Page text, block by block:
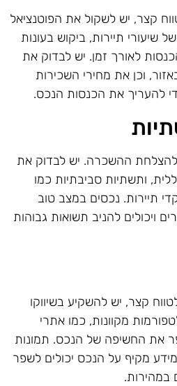
קצר, יש לשקול את הפוטנציאל
שיעורי תיירות, ביקוש בעונות
לאורך זמן. יש לבדוק את
וכן את מחירי השכירות
להעריך את הכנסות הנכס.
ההשכרה. יש לבדוק את
ותשתיות סביבתיות כמו
תיירות. נכסים במצב טוב
ויכולים להניב תשואות גבוהות
קצר, יש להשקיע בשיווקו
מקוונות, כמו אתרי
את החשיפה של הנכס. תמונות
מקיף על הנכס יכולים לשפר